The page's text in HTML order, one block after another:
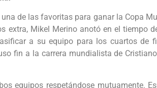
una de las favoritas para ganar la Copa
extra, Mikel Merino anotó en el tiempo
a su equipo para los cuartos de
fin a la carrera mundialista de
equipos respetándose mutuamente.